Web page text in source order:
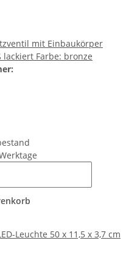
mit Einbaukörper
lackiert Farbe: bronze